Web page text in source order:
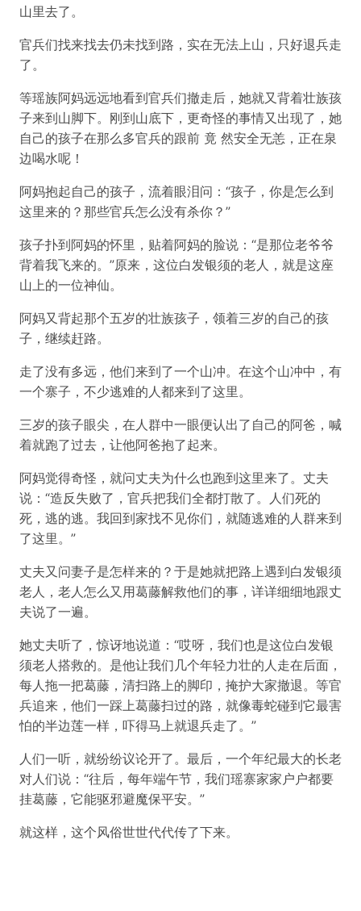
山里去了。
官兵们找来找去仍未找到路，实在无法上山，只好退兵走
了。
等瑶族阿妈远远地看到官兵们撤走后，她就又背着壮族孩
子来到山脚下。刚到山底下，更奇怪的事情又出现了，她
自己的孩子在那么多官兵的跟前 竟 然安全无恙，正在泉
边喝水呢！
阿妈抱起自己的孩子，流着眼泪问：“孩子，你是怎么到
这里来的？那些官兵怎么没有杀你？”
孩子扑到阿妈的怀里，贴着阿妈的脸说：“是那位老爷爷
背着我飞来的。”原来，这位白发银须的老人，就是这座
山上的一位神仙。
阿妈又背起那个五岁的壮族孩子，领着三岁的自己的孩
子，继续赶路。
走了没有多远，他们来到了一个山冲。在这个山冲中，有
一个寨子，不少逃难的人都来到了这里。
三岁的孩子眼尖，在人群中一眼便认出了自己的阿爸，喊
着就跑了过去，让他阿爸抱了起来。
阿妈觉得奇怪，就问丈夫为什么也跑到这里来了。丈夫
说：“造反失败了，官兵把我们全都打散了。人们死的
死，逃的逃。我回到家找不见你们，就随逃难的人群来到
了这里。”
丈夫又问妻子是怎样来的？于是她就把路上遇到白发银须
老人，老人怎么又用葛藤解救他们的事，详详细细地跟丈
夫说了一遍。
她丈夫听了，惊讶地说道：“哎呀，我们也是这位白发银
须老人搭救的。是他让我们几个年轻力壮的人走在后面，
每人拖一把葛藤，清扫路上的脚印，掩护大家撤退。等官
兵追来，他们一踩上葛藤扫过的路，就像毒蛇碰到它最害
怕的半边莲一样，吓得马上就退兵走了。”
人们一听，就纷纷议论开了。最后，一个年纪最大的长老
对人们说：“往后，每年端午节，我们瑶寨家家户户都要
挂葛藤，它能驱邪避魔保平安。”
就这样，这个风俗世世代代传了下来。